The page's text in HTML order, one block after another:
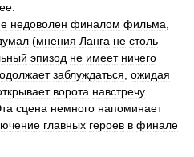
недоволен финалом фильма
(мнения Ланга не столь
эпизод не имеет ничего
заблуждаться ожидая
ворота навстречу
сцена немного напоминает
главных героев в финале